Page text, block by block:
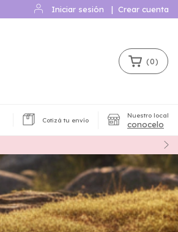
Iniciar sesión | Crear cuenta
(0)
Cotizá tu envío
Nuestro local
conocelo